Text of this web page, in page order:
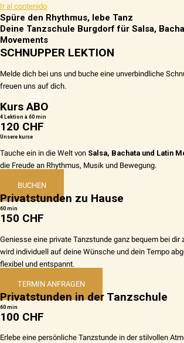
Ir al contenido
Spüre den Rhythmus, lebe Tanz
Deine Tanzschule Burgdorf für Salsa,
Movements
SCHNUPPER LEKTION
Melde dich bei uns und buche eine unverbindliche
freuen uns auf dich.
Kurs ABO
4 Lektion à 60 min
120 CHF
Unsere kurse
Tauche ein in die Welt von Salsa, Bachata und Latin
die Freude an Rhythmus, Musik und Bewegung.
BUCHEN
Privatstunden zu Hause
60 min
150 CHF
Geniesse eine private Tanzstunde ganz bequem bei dir
wird individuell auf deine Wünsche und dein Tempo
flexibel und entspannt.
TERMIN ANFRAGEN
Privatstunden in der Tanzschule
60 min
100 CHF
Erlebe eine persönliche Tanzstunde in der stilvollen